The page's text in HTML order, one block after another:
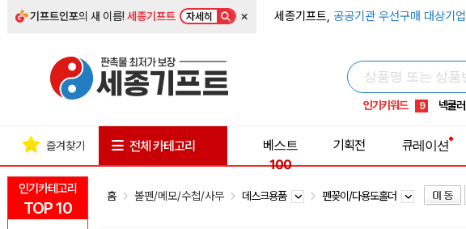
기프트인포의 새 이름!세종기프트 자세히 × 세종기프트, 공공기관 우선구매 대상기업
인기키워드
5 키캡
8 쿨토시
9 넥쿨러
1 선풍기
인기카테고리
TOP 10
즐겨찾기 전체 카테고리
베스트
100
기획전 큐레이션
홈 볼펜/메모/수첩/사무 데스크용품 펜꽂이/다용도홀더